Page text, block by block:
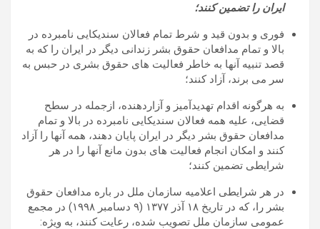
ايران را تضمين کنند؛
فوری و بدون قید و شرط تمام فعالان سندیکایی نامبرده در
بالا و تمام مدافعان حقوق بشر زندانی دیگر در ايران را که به
قصد تنبیه آنها به خاطر فعالیت های حقوق بشری در حبس به
سر می برند، آزاد کنند؛
به هرگونه اقدام تهديدآميز و آزاردهنده، ازجمله در سطح
قضايی، علیه همه فعالان سندیکایی نامبرده در بالا و تمام
مدافعان حقوق بشر دیگر در ايران پايان دهند، همه آنها را آزاد
کنند و امکان انجام فعالیت های بدون مانع آنها را در هر
شرایطی تضمین کنند؛
در هر شرایطی اعلاميه سازمان ملل در باره مدافعان حقوق
بشر را، که در تاريخ ۱۸ آذر ۱۳۷۷ (۹ دسامبر ۱۹۹۸) در مجمع
عمومی سازمان ملل تصويب شده، رعايت کنند، به ویژه: